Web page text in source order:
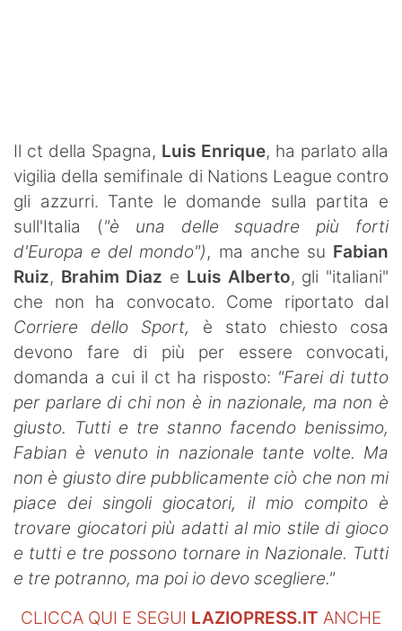
Contatti
Il ct della Spagna, Luis Enrique, ha parlato alla
vigilia della semifinale di Nations League contro
gli azzurri. Tante le domande sulla partita e
sull'Italia ("è una delle squadre più forti
d'Europa e del mondo"), ma anche su Fabian
Ruiz, Brahim Diaz e Luis Alberto, gli "italiani"
che non ha convocato. Come riportato dal
Corriere dello Sport, è stato chiesto cosa
devono fare di più per essere convocati,
domanda a cui il ct ha risposto: "Farei di tutto
per parlare di chi non è in nazionale, ma non è
giusto. Tutti e tre stanno facendo benissimo,
Fabian è venuto in nazionale tante volte. Ma
non è giusto dire pubblicamente ciò che non mi
piace dei singoli giocatori, il mio compito è
trovare giocatori più adatti al mio stile di gioco
e tutti e tre possono tornare in Nazionale. Tutti
e tre potranno, ma poi io devo scegliere."
CLICCA QUI E SEGUI LAZIOPRESS.IT ANCHE